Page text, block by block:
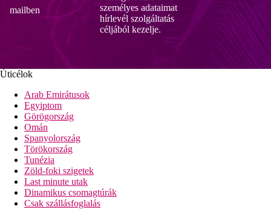
mailben
személyes adataimat
hírlevél szolgáltatás
céljából kezelje.
Úticélok
Arab Emirátusok
Egyiptom
Görögország
Omán
Spanyolország
Törökország
Tunézia
Zöld-foki szigetek
Last minute utak
Dinamikus csomagtúrák
Csak szállásfoglalás